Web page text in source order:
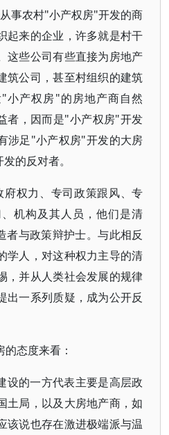
事农村"小产权房"开发的商
起来的企业，许多就是村干
这些公司有些直接为房地产
筑公司，甚至村组织的建筑
小产权房"的房地产商自然
者，因而是"小产权房"开发
涉足"小产权房"开发的大房
的反对者。
权力、专司政策跟风、专
机构及其人员，他们是清
与政策辩护士。与此相反
学人，对这种权力主导的清
，并从人类社会发展的规律
出一系列质疑，成为公开反
态度来看：
设的一方代表主要是高层政
土局，以及大房地产商，如
该说也存在激进极端派与温